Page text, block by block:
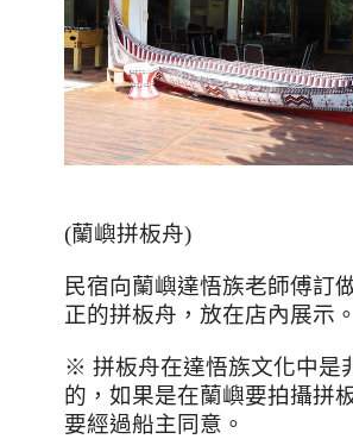
(蘭嶼拼板舟)
民宿向蘭嶼達悟族老師傅訂
正的拼板舟，放在店內展示。
※ 拼板舟在達悟族文化中是
的，如果是在蘭嶼要拍攝拼
要經過船主同意。